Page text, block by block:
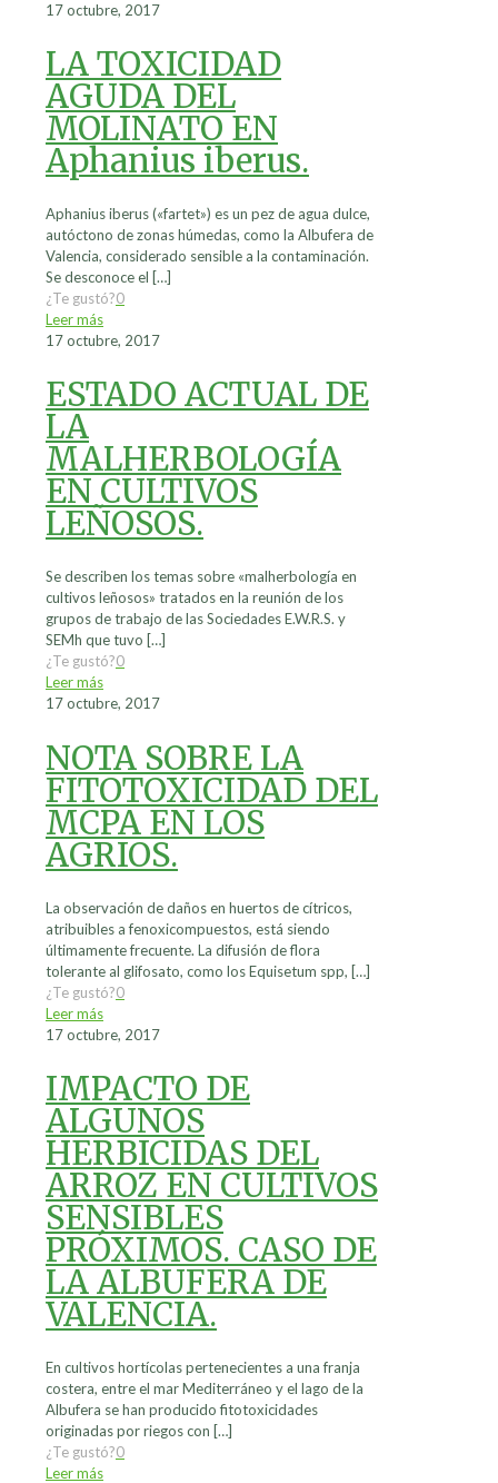
17 octubre, 2017
LA TOXICIDAD
AGUDA DEL
MOLINATO EN
Aphanius iberus.
Aphanius iberus («fartet») es un pez de agua dulce,
autóctono de zonas húmedas, como la Albufera de
Valencia, considerado sensible a la contaminación.
Se desconoce el […]
¿Te gustó?0
Leer más
17 octubre, 2017
ESTADO ACTUAL DE
LA
MALHERBOLOGÍA
EN CULTIVOS
LEÑOSOS.
Se describen los temas sobre «malherbología en
cultivos leñosos» tratados en la reunión de los
grupos de trabajo de las Sociedades E.W.R.S. y
SEMh que tuvo […]
¿Te gustó?0
Leer más
17 octubre, 2017
NOTA SOBRE LA
FITOTOXICIDAD DEL
MCPA EN LOS
AGRIOS.
La observación de daños en huertos de cítricos,
atribuibles a fenoxicompuestos, está siendo
últimamente frecuente. La difusión de flora
tolerante al glifosato, como los Equisetum spp, […]
¿Te gustó?0
Leer más
17 octubre, 2017
IMPACTO DE
ALGUNOS
HERBICIDAS DEL
ARROZ EN CULTIVOS
SENSIBLES
PRÓXIMOS. CASO DE
LA ALBUFERA DE
VALENCIA.
En cultivos hortícolas pertenecientes a una franja
costera, entre el mar Mediterráneo y el lago de la
Albufera se han producido fitotoxicidades
originadas por riegos con […]
¿Te gustó?0
Leer más